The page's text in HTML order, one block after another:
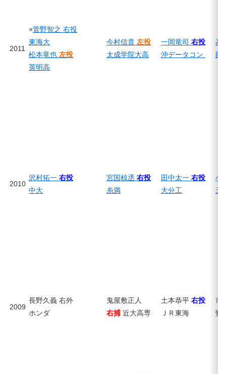
2011
×菅野智之 右投
東海大
松本竜也 左投
英明高
今村信貴 左投
太成学院大高
一岡竜司 右投
沖データコン
高
國
2010
沢村拓一 右投
中大
宮国椋丞 右投
糸満
田中太一 右投
大分工
小
天
2009
長野久義 右外
ホンダ
鬼屋敷正人
右捕近大高専
土本恭平 右投
ＪＲ東海
市
鷺